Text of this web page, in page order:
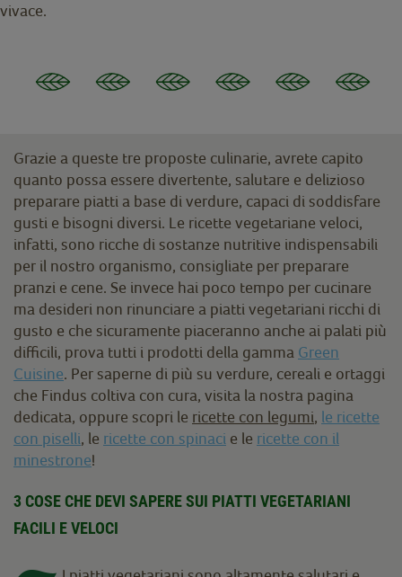
vivace.
Grazie a queste tre proposte culinarie, avrete capito
quanto possa essere divertente, salutare e delizioso
preparare piatti a base di verdure, capaci di soddisfare
gusti e bisogni diversi. Le ricette vegetariane veloci,
infatti, sono ricche di sostanze nutritive indispensabili
per il nostro organismo, consigliate per preparare
pranzi e cene. Se invece hai poco tempo per cucinare
ma desideri non rinunciare a piatti vegetariani ricchi di
gusto e che sicuramente piaceranno anche ai palati più
difficili, prova tutti i prodotti della gamma Green
Cuisine. Per saperne di più su verdure, cereali e ortaggi
che Findus coltiva con cura, visita la nostra pagina
dedicata, oppure scopri le ricette con legumi, le ricette
con piselli, le ricette con spinaci e le ricette con il
minestrone!
3 COSE CHE DEVI SAPERE SUI PIATTI VEGETARIANI
FACILI E VELOCI